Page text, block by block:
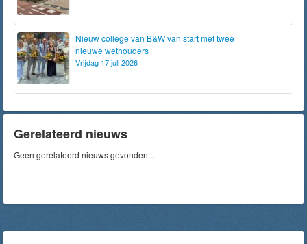
Nieuw college van B&W van start met twee
nieuwe wethouders
Vrijdag 17 juli 2026
Gerelateerd nieuws
Geen gerelateerd nieuws gevonden...